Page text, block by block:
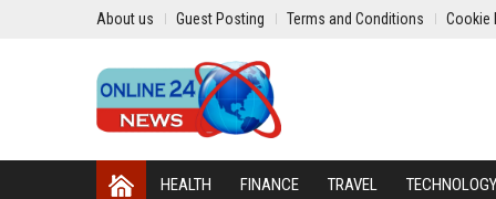
About us Guest Posting Terms and Conditions Cookie
HEALTH FINANCE TRAVEL TECHNOLOGY